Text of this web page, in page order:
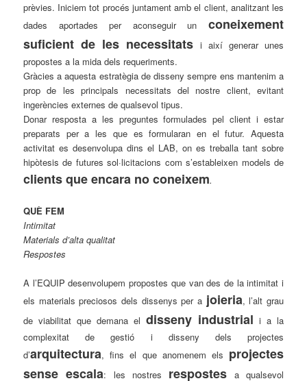
prèvies. Iniciem tot procés juntament amb el client, analitzant les
dades aportades per aconseguir un coneixement
suficient de les necessitats i així generar unes
propostes a la mida dels requeriments.
Gràcies a aquesta estratègia de disseny sempre ens mantenim a
prop de les principals necessitats del nostre client, evitant
ingerències externes de qualsevol tipus.
Donar resposta a les preguntes formulades pel client i estar
preparats per a les que es formularan en el futur. Aquesta
activitat es desenvolupa dins el LAB, on es treballa tant sobre
hipòtesis de futures sol·licitacions com s’estableixen models de
clients que encara no coneixem.
QUÈ FEM
Intimitat
Materials d’alta qualitat
Respostes
A l’EQUIP desenvolupem propostes que van des de la intimitat i
els materials preciosos dels dissenys per a joieria, l’alt grau
de viabilitat que demana el disseny industrial i a la
complexitat de gestió i disseny dels projectes
d’arquitectura, fins el que anomenem els projectes
sense escala: les nostres respostes a qualsevol